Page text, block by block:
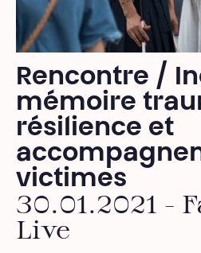
Rencontre /
mémoire
résilience et
victimes
30.01.2021 -
Live